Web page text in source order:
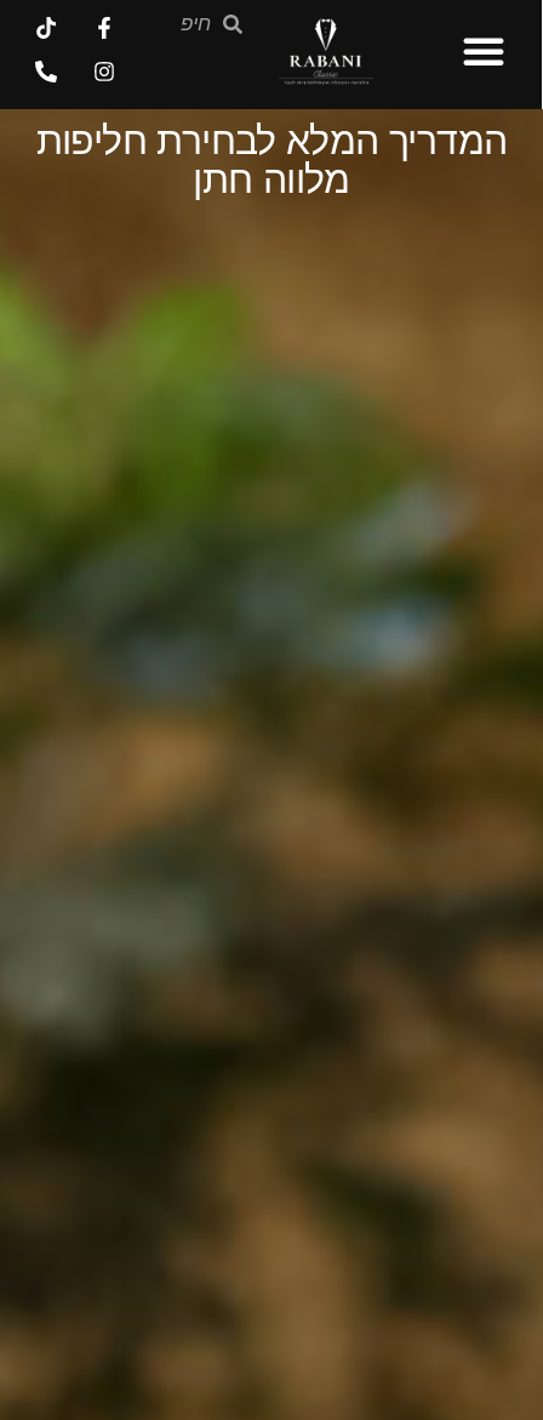
המדריך המלא לבחירת חליפות
מלווה חתן